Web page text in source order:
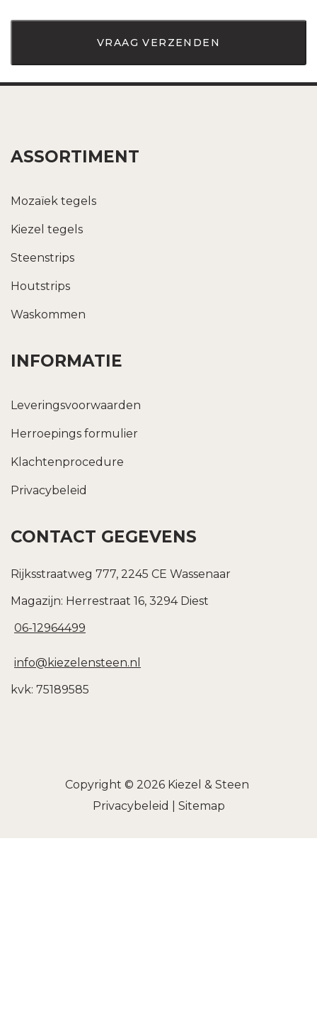
ASSORTIMENT
Mozaïek tegels
Kiezel tegels
Steenstrips
Houtstrips
Waskommen
INFORMATIE
Leveringsvoorwaarden
Herroepings formulier
Klachtenprocedure
Privacybeleid
CONTACT GEGEVENS
Rijksstraatweg 777, 2245 CE Wassenaar
Magazijn: Herrestraat 16, 3294 Diest
06-12964499
info@kiezelensteen.nl
kvk: 75189585
Copyright © 2026 Kiezel & Steen
Privacybeleid
Sitemap